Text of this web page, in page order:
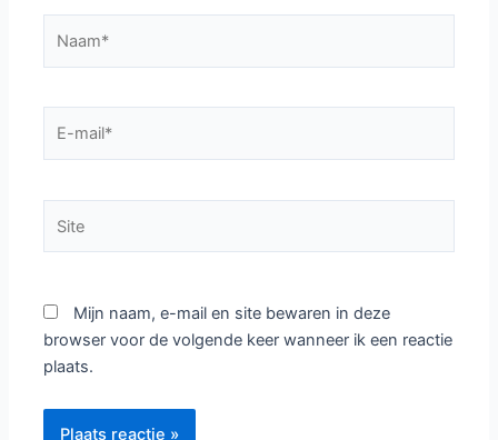
mail*
Mijn naam, e-mail en site bewaren in deze
browser voor de volgende keer wanneer ik een reactie
plaats.